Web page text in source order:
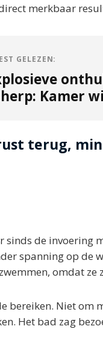
merkbaar
GELEZEN:
Kamer
terug,
sinds de invoering
spanning op de
omdat ze
bereiken. Niet om
Het bad zag